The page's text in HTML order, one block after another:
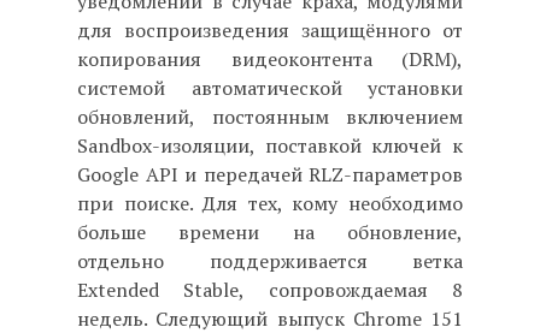
для воспроизведения защищённого от
копирования видеоконтента (DRM),
системой автоматической установки
обновлений, постоянным включением
Sandbox-изоляции, поставкой ключей к
Google API и передачей RLZ-параметров
при поиске. Для тех, кому необходимо
больше времени на обновление,
отдельно поддерживается ветка
Extended Stable, сопровождаемая 8
недель. Следующий выпуск Chrome 151